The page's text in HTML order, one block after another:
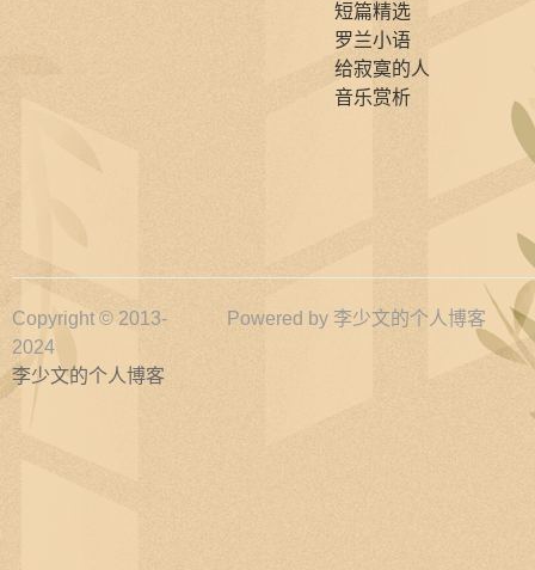
短篇精选
罗兰小语
给寂寞的人
音乐赏析
Copyright © 2013-
2024
李少文的个人博客
Powered by 李少文的个人博客